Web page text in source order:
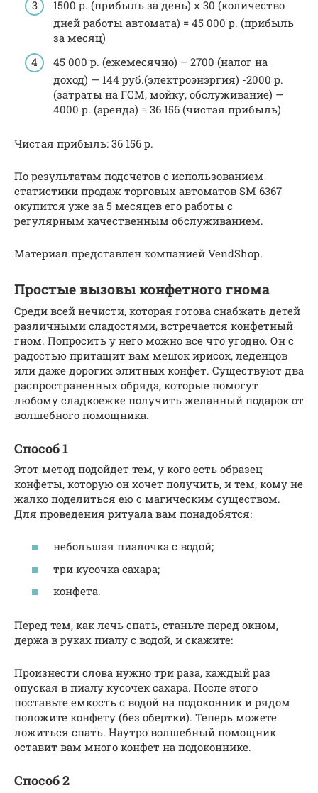
1500 р. (прибыль за день) х 30 (количество
дней работы автомата) = 45 000 р. (прибыль
за месяц)
45 000 р. (ежемесячно) – 2700 (налог на
доход) — 144 руб.(электроэнэргия) -2000 р.
(затраты на ГСМ, мойку, обслуживание) —
4000 р. (аренда) = 36 156 (чистая прибыль)
Чистая прибыль: 36 156 р.
По результатам подсчетов с использованием
статистики продаж торговых автоматов SM 6367
окупится уже за 5 месяцев его работы с
регулярным качественным обслуживанием.
Материал представлен компанией VendShop.
Простые вызовы конфетного гнома
Среди всей нечисти, которая готова снабжать детей
различными сладостями, встречается конфетный
гном. Попросить у него можно все что угодно. Он с
радостью притащит вам мешок ирисок, леденцов
или даже дорогих элитных конфет. Существуют два
распространенных обряда, которые помогут
любому сладкоежке получить желанный подарок от
волшебного помощника.
Способ 1
Этот метод подойдет тем, у кого есть образец
конфеты, которую он хочет получить, и тем, кому не
жалко поделиться ею с магическим существом.
Для проведения ритуала вам понадобятся:
небольшая пиалочка с водой;
три кусочка сахара;
конфета.
Перед тем, как лечь спать, станьте перед окном,
держа в руках пиалу с водой, и скажите:
Произнести слова нужно три раза, каждый раз
опуская в пиалу кусочек сахара. После этого
поставьте емкость с водой на подоконник и рядом
положите конфету (без обертки). Теперь можете
ложиться спать. Наутро волшебный помощник
оставит вам много конфет на подоконнике.
Способ 2